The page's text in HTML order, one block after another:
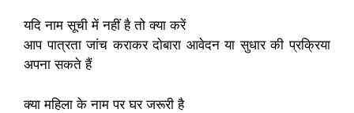
यदि नाम सूची में नहीं है तो क्या करें
आप पात्रता जांच कराकर दोबारा आवेदन या सुधार की प्रक्रिया
अपना सकते हैं
क्या महिला के नाम पर घर जरूरी है